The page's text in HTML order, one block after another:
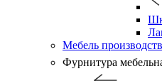
Мебель
Фурнитура